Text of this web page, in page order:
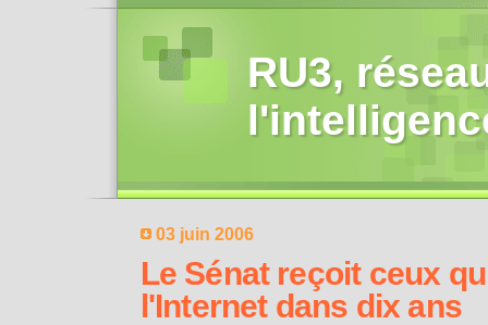
RU3,
03 juin 2006
Le Sénat reçoit ceux
l'Internet dans dix ans